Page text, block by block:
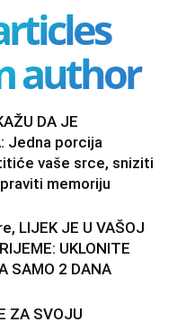
author
DA JE
Jedna porcija
vaše srce, sniziti
memoriju
LIJEK JE U VAŠOJ
UKLONITE
SAMO 2 DANA
ZA SVOJU